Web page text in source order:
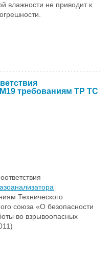
влажности не приводит к
требованиям ТР ТС
Технического
союза «О безопасности
во взрывоопасных